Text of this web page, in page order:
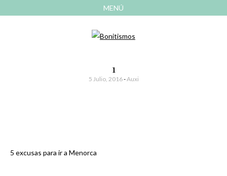
MENÚ
Bonitismos
1
5 Julio, 2016-Auxi
Navegación
5 excusas para ir a Menorca